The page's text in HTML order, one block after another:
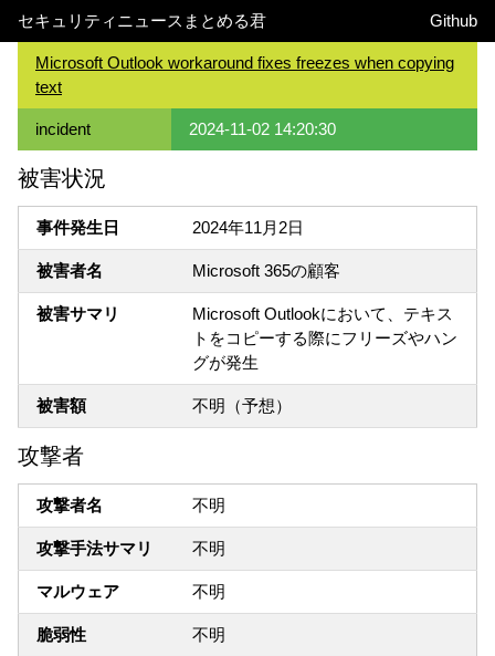
セキュリティニュースまとめる君 Github
Microsoft Outlook workaround fixes freezes when copying
text
incident 2024-11-02 14:20:30
被害状況
事件発生日 2024年11月2日
被害者名 Microsoft 365の顧客
被害サマリ
Microsoft Outlookにおいて、テキス
トをコピーする際にフリーズやハン
グが発生
被害額 不明（予想）
攻撃者
攻撃者名 不明
攻撃手法サマリ 不明
マルウェア 不明
脆弱性 不明